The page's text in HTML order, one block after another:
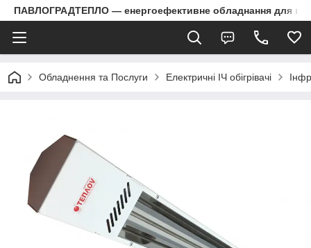
ПАВЛОГРАДТЕПЛО — енергоефективне обладнання для
Обладнення та Послуги Електричні ІЧ обігрівачі